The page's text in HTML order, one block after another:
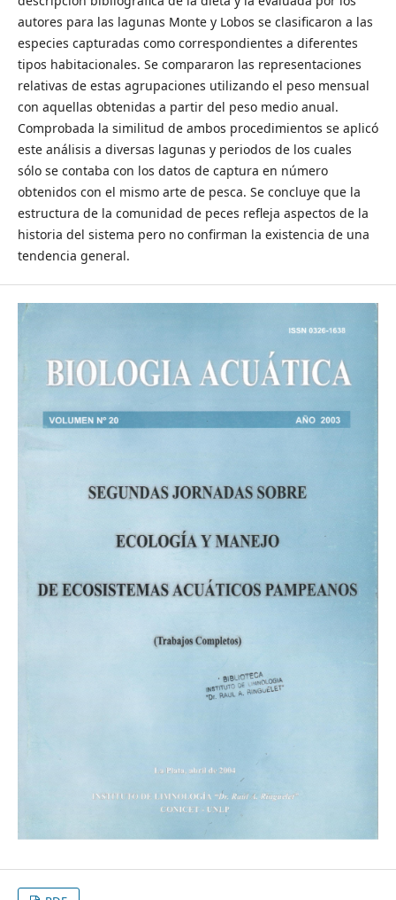
autores para las lagunas Monte y Lobos se clasificaron a las
especies capturadas como correspondientes a diferentes
tipos habitacionales. Se compararon las representaciones
relativas de estas agrupaciones utilizando el peso mensual
con aquellas obtenidas a partir del peso medio anual.
Comprobada la similitud de ambos procedimientos se aplicó
este análisis a diversas lagunas y periodos de los cuales
sólo se contaba con los datos de captura en número
obtenidos con el mismo arte de pesca. Se concluye que la
estructura de la comunidad de peces refleja aspectos de la
historia del sistema pero no confirman la existencia de una
tendencia general.